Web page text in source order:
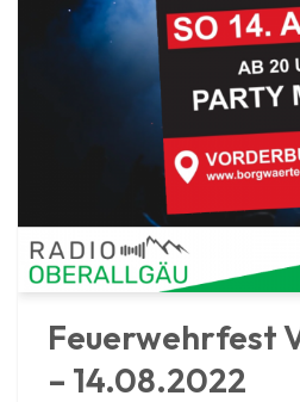
Feuerwehrfest
– 14.08.2022